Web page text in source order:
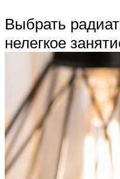
Выбрать
нелегкое